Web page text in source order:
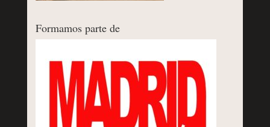
Formamos parte de